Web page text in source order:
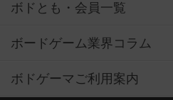
ボドとも・会員一覧
ボードゲーム業界コラム
ボドゲーマご利用案内